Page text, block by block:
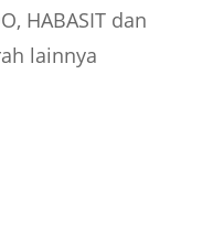
HABASIT dan
lainnya